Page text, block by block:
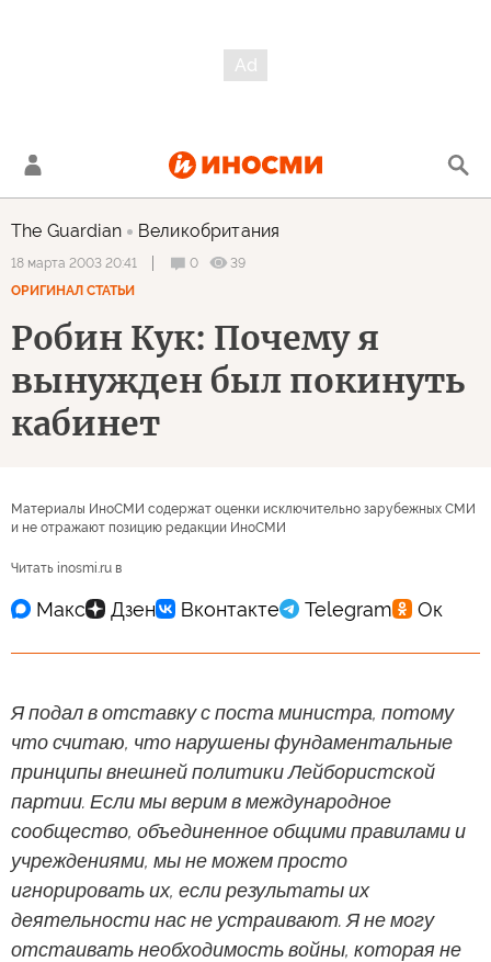
The Guardian Великобритания
18 марта 2003 20:41 0
39
ОРИГИНАЛ СТАТЬИ
Робин Кук: Почему я
вынужден был покинуть
кабинет
Материалы ИноСМИ содержат оценки исключительно зарубежных СМИ
и не отражают позицию редакции ИноСМИ
Читать inosmi.ru в
Я подал в отставку с поста министра, потому
что считаю, что нарушены фундаментальные
принципы внешней политики Лейбористской
партии. Если мы верим в международное
сообщество, объединенное общими правилами и
учреждениями, мы не можем просто
игнорировать их, если результаты их
деятельности нас не устраивают. Я не могу
отстаивать необходимость войны, которая не